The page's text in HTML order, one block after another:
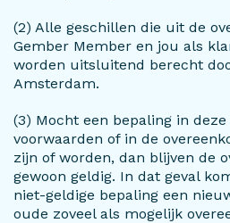
(2) Alle geschillen die uit de
Gember Member en jou als
worden uitsluitend berecht
Amsterdam.
(3) Mocht een bepaling in
voorwaarden of in de
zijn of worden, dan blijven de
gewoon geldig. In dat geval
niet-geldige bepaling een
oude zoveel als mogelijk